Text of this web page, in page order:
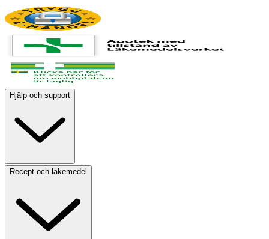
Hjälp och support
Recept och läkemedel